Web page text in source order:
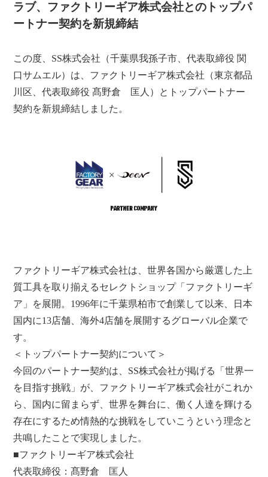
ラブ、ファクトリーギア株式会社とのトップパ
ートナー契約を新規締結
この度、SS株式会社（千葉県我孫子市、代表取締役 関
口サムエル）は、ファクトリーギア株式会社（東京都品
川区、代表取締役 髙野倉 匡人）とトップパートナー
契約を新規締結しました。
ファクトリーギア株式会社は、世界各国から厳選した上
質工具を取り揃えるセレクトショップ「ファクトリーギ
ア」を展開。1996年に千葉県柏市で創業して以来、日本
国内に13店舗、海外4店舗を展開するグローバル企業で
す。
＜トップパートナー契約について＞
今回のパートナー契約は、SS株式会社が掲げる「世界一
を目指す挑戦」が、ファクトリーギア株式会社がこれか
ら、国内に留まらず、世界を舞台に、働く人達を輝ける
存在にするため情熱的な挑戦をしていこうという理念と
共鳴したことで実現しました。
■ファクトリーギア株式会社
代表取締役：髙野倉 匡人